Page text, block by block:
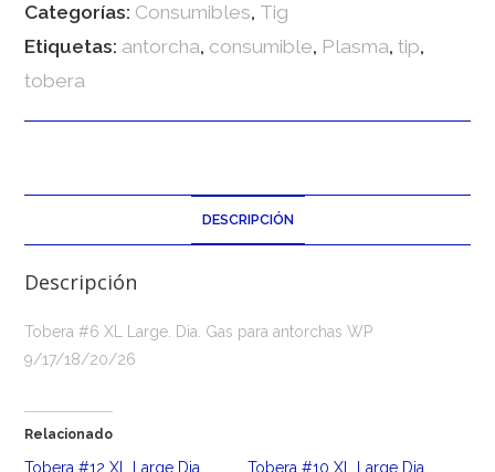
Categorías: Consumibles, Tig
Etiquetas: antorcha, consumible, Plasma,tip,
tobera
DESCRIPCIÓN
Descripción
Tobera #6 XL Large. Dia. Gas para antorchas WP
9/17/18/20/26
Relacionado
Tobera #12 XL Large Dia.
Tobera #10 XL Large Dia.